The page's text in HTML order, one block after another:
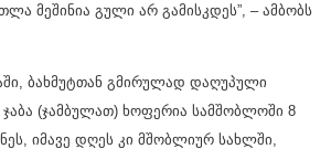
მეშინია გული არ გამისკდეს”, – ამბობს
ბახმუტთან გმირულად დაღუპული
(ჯამბულათ) ხოფერია სამშობლოში 8
იმავე დღეს კი მშობლიურ სახლში,